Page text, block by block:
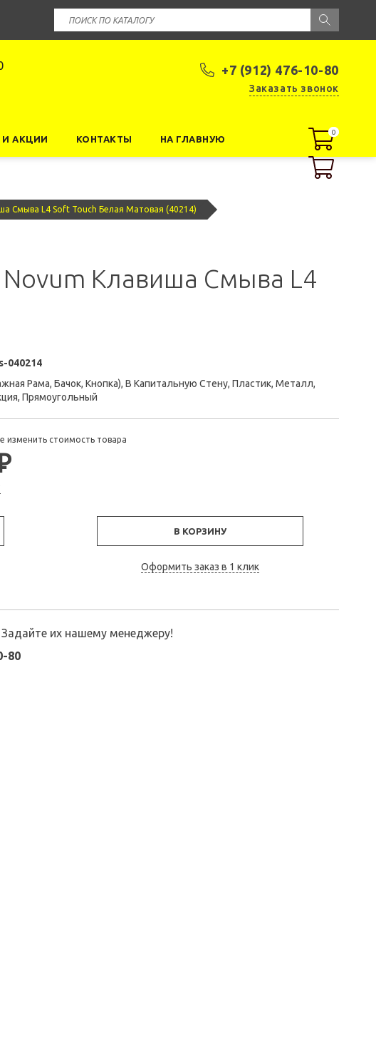
+7 (912) 476-10-80
Заказать звонок
АКЦИИ КОНТАКТЫ НА ГЛАВНУЮ
0
0
Смыва L4 Soft Touch Белая Матовая (40214)
Novum Клавиша Смыва L4
040214
Рама, Бачок, Кнопка), В Капитальную Стену, Пластик, Металл,
Прямоугольный
изменить стоимость товара
В КОРЗИНУ
Оформить заказ в 1 клик
их нашему менеджеру!
80